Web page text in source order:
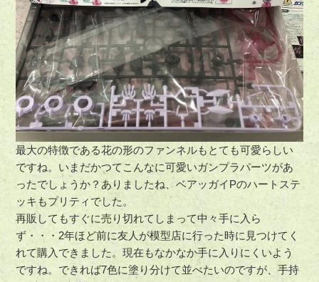
最大の特徴である花の形のファンネルもとても可愛らしい
ですね。いまだかつてこんなに可愛いガンプラパーツがあ
ったでしょうか？ありましたね、ベアッガイPのハートステ
ッキもプリティでした。
再販してもすぐに売り切れてしまって中々手に入ら
ず・・・2年ほど前に友人が模型店に行った時に見つけてく
れて購入できました。現在もなかなか手に入りにくいよう
ですね。できれば7色に塗り分けて並べたいのですが、手持